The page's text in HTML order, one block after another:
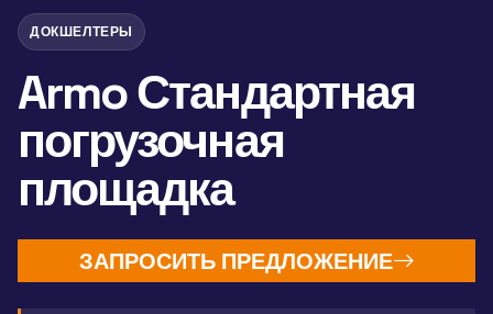
ДОКШЕЛТЕРЫ
Armo Стандартная
погрузочная
площадка
ЗАПРОСИТЬ ПРЕДЛОЖЕНИЕ